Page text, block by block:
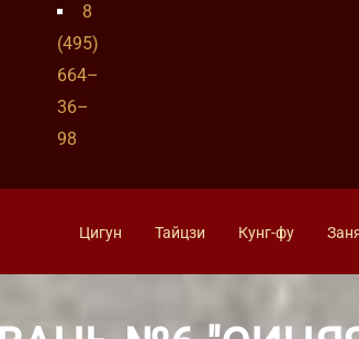
8
(495)
664–
36–
98
Цигун Тайцзи Кунг-фу